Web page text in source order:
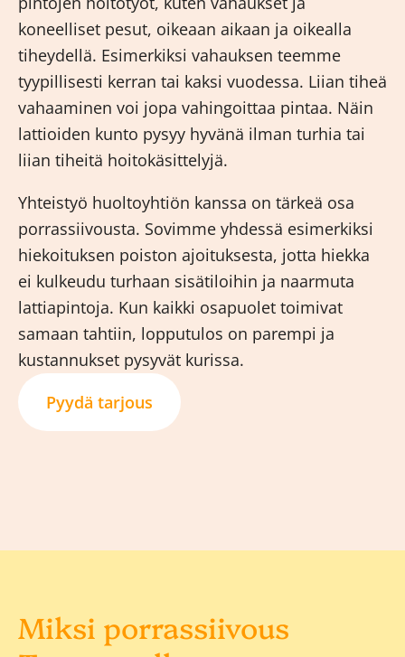
koneelliset pesut, oikeaan aikaan ja oikealla
tiheydellä. Esimerkiksi vahauksen teemme
tyypillisesti kerran tai kaksi vuodessa. Liian tiheä
vahaaminen voi jopa vahingoittaa pintaa. Näin
lattioiden kunto pysyy hyvänä ilman turhia tai
liian tiheitä hoitokäsittelyjä.
Yhteistyö huoltoyhtiön kanssa on tärkeä osa
porrassiivousta. Sovimme yhdessä esimerkiksi
hiekoituksen poiston ajoituksesta, jotta hiekka
ei kulkeudu turhaan sisätiloihin ja naarmuta
lattiapintoja. Kun kaikki osapuolet toimivat
samaan tahtiin, lopputulos on parempi ja
kustannukset pysyvät kurissa.
Pyydä tarjous
Miksi porrassiivous